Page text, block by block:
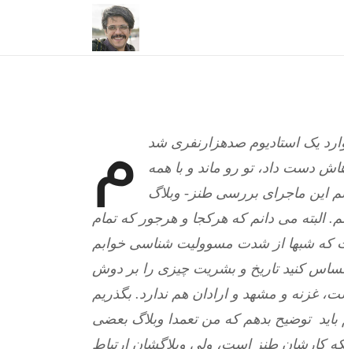
م
یک استادیوم صدهزارنفری شد
دست داد، تو رو ماند و با همه
این ماجرای بررسی طنز- وبلاگ
البته می دانم که هرکجا و هرجور که تمام
که شبها از شدت مسوولیت شناسی خوابم
کنید تاریخ و بشریت چیزی را بر دوش
باید توضیح بدهم که من تعمدا وبلاگ بعضی
کارشان طنز است، ولی وبلاگشان ارتباط